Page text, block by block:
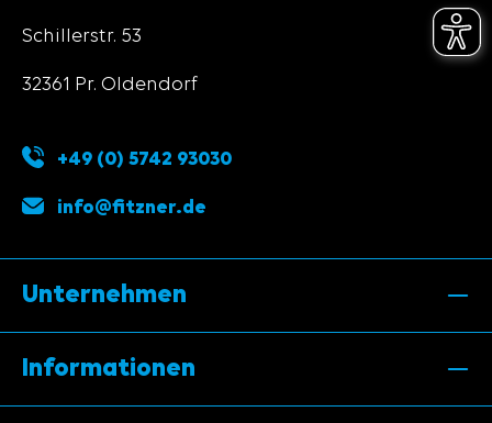
Schillerstr. 53
32361 Pr. Oldendorf
+49 (0) 5742 93030
info@fitzner.de
Unternehmen
Informationen